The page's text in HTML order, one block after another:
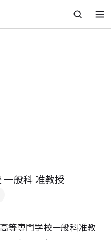
般科 准教授
等専門学校一般科准教